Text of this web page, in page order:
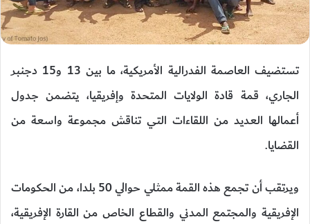
تستضيف العاصمة الفدرالية الأمريكية، ما بين 13 و15 دجنبر
الجاري، قمة قادة الولايات المتحدة وإفريقيا، يتضمن جدول
أعمالها العديد من اللقاءات التي تناقش مجموعة واسعة من
القضايا.
ويرتقب أن تجمع هذه القمة ممثلي حوالي 50 بلدا، من الحكومات
الإفريقية والمجتمع المدني والقطاع الخاص من القارة الإفريقية،